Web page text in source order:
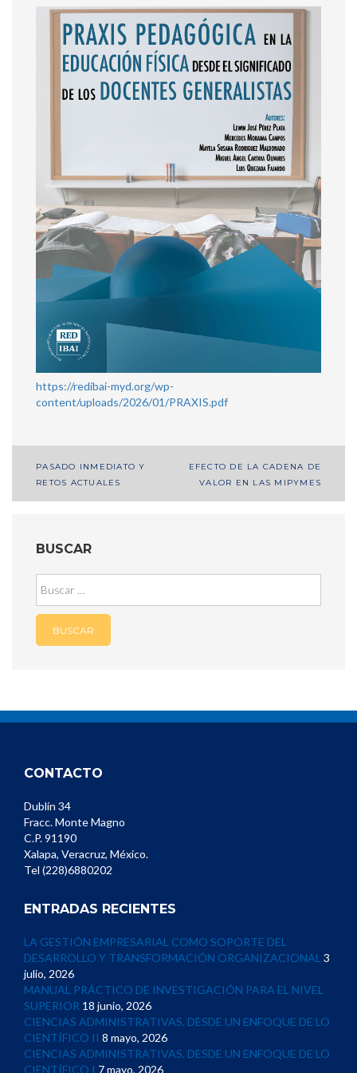
https://redibai-myd.org/wp-
content/uploads/2026/01/PRAXIS.pdf
Navegación
de
PASADO INMEDIATO Y
RETOS ACTUALES
EFECTO DE LA CADENA DE
VALOR EN LAS MIPYMES
BUSCAR
CONTACTO
Dublín 34
Fracc. Monte Magno
C.P. 91190
Xalapa, Veracruz, México.
Tel (228)6880202
ENTRADAS RECIENTES
LA GESTIÓN EMPRESARIAL COMO SOPORTE DEL
DESARROLLO Y TRANSFORMACIÓN ORGANIZACIONAL 3
julio, 2026
MANUAL PRÁCTICO DE INVESTIGACIÓN PARA EL NIVEL
SUPERIOR 18 junio, 2026
CIENCIAS ADMINISTRATIVAS. DESDE UN ENFOQUE DE LO
CIENTÍFICO II 8 mayo, 2026
CIENCIAS ADMINISTRATIVAS. DESDE UN ENFOQUE DE LO
CIENTÍFICO I 7 mayo, 2026